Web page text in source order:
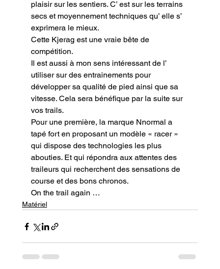
plaisir sur les sentiers. C’ est sur les terrains
secs et moyennement techniques qu’ elle s’
exprimera le mieux.
Cette Kjerag est une vraie bête de
compétition.
Il est aussi à mon sens intéressant de l’
utiliser sur des entrainements pour
développer sa qualité de pied ainsi que sa
vitesse. Cela sera bénéfique par la suite sur
vos trails.
Pour une première, la marque Nnormal a
tapé fort en proposant un modèle « racer »
qui dispose des technologies les plus
abouties. Et qui répondra aux attentes des
traileurs qui recherchent des sensations de
course et des bons chronos.
On the trail again …
Matériel